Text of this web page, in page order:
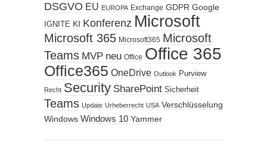
DSGVO EU EUROPA Exchange GDPR Google
IGNITE KI Konferenz Microsoft
Microsoft 365 Microsoft365 Microsoft
Teams MVP neu Office Office 365
Office365 OneDrive Outlook Purview
Recht Security SharePoint Sicherheit
Teams Update Urheberrecht USA Verschlüsselung
Windows Windows 10 Yammer